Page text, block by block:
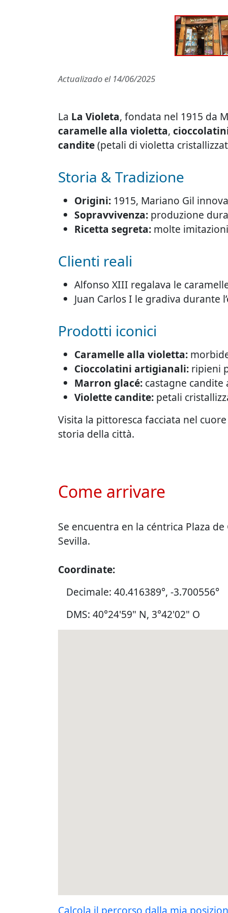
Actualizado el 14/06/2025
La La Violeta, fondata nel 1915 da
caramelle alla violetta,
candite(petali di violetta
Storia & Tradizione
Origini: 1915, Mariano Gil
Sopravvivenza: produzione
Ricetta segreta: molte
Clienti reali
Alfonso XIII regalava le
Juan Carlos I le gradiva durante
Prodotti iconici
Caramelle alla violetta:
Cioccolatini artigianali: ripieni
Marron glacé: castagne
Violette candite: petali
Visita la pittoresca facciata nel
storia della città.
Come arrivare
Se encuentra en la céntrica Plaza
Sevilla.
Coordinate:
Decimale: 40.416389°, -3.700556°
DMS: 40°24'59" N, 3°42'02" O
Calcola il percorso dalla mia